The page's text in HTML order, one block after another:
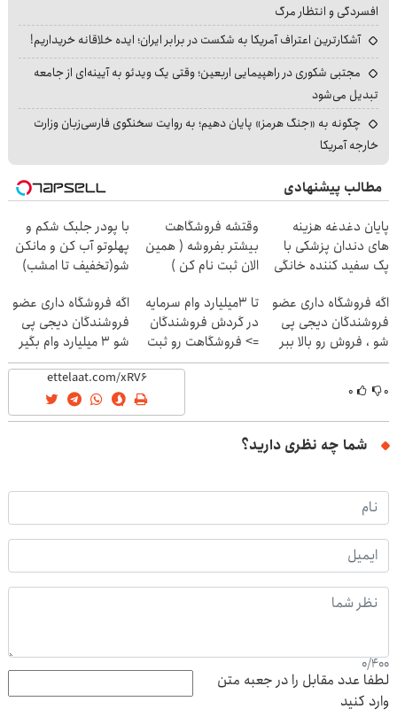
افسردگی و انتظار مرگ
آشکارترین اعتراف آمریکا به شکست در برابر ایران؛ ایده خلاقانه خریداریم!
مجتبی شکوری در راهپیمایی اربعین؛ وقتی یک ویدئو به آیینه‌ای از جامعه
تبدیل می‌شود
چگونه به «جنگ هرمز» پایان دهیم؛ به روایت سخنگوی فارسی‌زبان وزارت
خارجه آمریکا
مطالب پیشنهادی
پایان دغدغه هزینه
های دندان پزشکی با
پک سفید کننده خانگی
وقتشه فروشگاهت
بیشتر بفروشه ( همین
الان ثبت نام کن )
با پودر جلبک شکم و
پهلوتو آب کن و مانکن
شو(تخفیف تا امشب)
اگه فروشگاه داری عضو
فروشندگان دیجی پی
شو ، فروش رو بالا ببر
تا 3میلیارد وام سرمایه
در گردش فروشندگان
=> فروشگاهت رو ثبت
کن
اگه فروشگاه داری عضو
فروشندگان دیجی پی
شو 3 میلیارد وام بگیر
۰ ۰
شما چه نظری دارید؟
0/400
لطفا عدد مقابل را در جعبه متن
وارد کنید